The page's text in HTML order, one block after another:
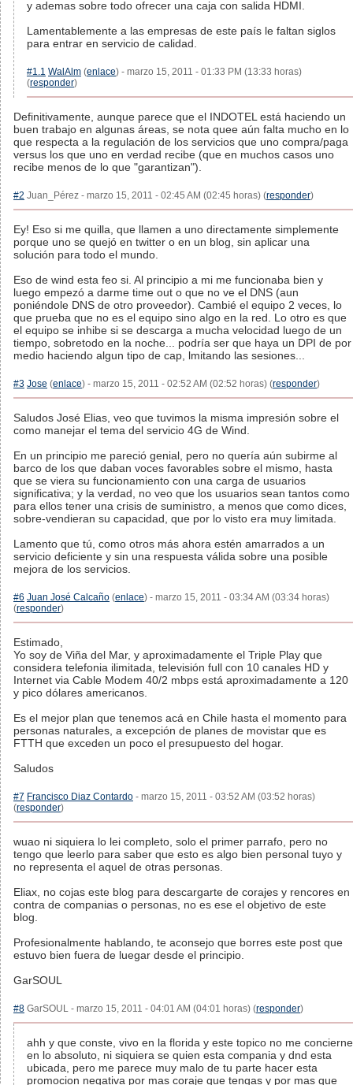
y ademas sobre todo ofrecer una caja con salida HDMI.
Lamentablemente a las empresas de este país le faltan siglos
para entrar en servicio de calidad.
#1.1 WalAlm (enlace) - marzo 15, 2011 - 01:33 PM (13:33 horas)
(responder)
Definitivamente, aunque parece que el INDOTEL está haciendo un
buen trabajo en algunas áreas, se nota quee aún falta mucho en lo
que respecta a la regulación de los servicios que uno compra/paga
versus los que uno en verdad recibe (que en muchos casos uno
recibe menos de lo que "garantizan").
#2 Juan_Pérez - marzo 15, 2011 - 02:45 AM (02:45 horas) (responder)
Ey! Eso si me quilla, que llamen a uno directamente simplemente
porque uno se quejó en twitter o en un blog, sin aplicar una
solución para todo el mundo.
Eso de wind esta feo si. Al principio a mi me funcionaba bien y
luego empezó a darme time out o que no ve el DNS (aun
poniéndole DNS de otro proveedor). Cambié el equipo 2 veces, lo
que prueba que no es el equipo sino algo en la red. Lo otro es que
el equipo se inhibe si se descarga a mucha velocidad luego de un
tiempo, sobretodo en la noche... podría ser que haya un DPI de por
medio haciendo algun tipo de cap, lmitando las sesiones...
#3 Jose (enlace) - marzo 15, 2011 - 02:52 AM (02:52 horas) (responder)
Saludos José Elias, veo que tuvimos la misma impresión sobre el
como manejar el tema del servicio 4G de Wind.
En un principio me pareció genial, pero no quería aún subirme al
barco de los que daban voces favorables sobre el mismo, hasta
que se viera su funcionamiento con una carga de usuarios
significativa; y la verdad, no veo que los usuarios sean tantos como
para ellos tener una crisis de suministro, a menos que como dices,
sobre-vendieran su capacidad, que por lo visto era muy limitada.
Lamento que tú, como otros más ahora estén amarrados a un
servicio deficiente y sin una respuesta válida sobre una posible
mejora de los servicios.
#6 Juan José Calcaño (enlace) - marzo 15, 2011 - 03:34 AM (03:34 horas)
(responder)
Estimado,
Yo soy de Viña del Mar, y aproximadamente el Triple Play que
considera telefonia ilimitada, televisión full con 10 canales HD y
Internet via Cable Modem 40/2 mbps está aproximadamente a 120
y pico dólares americanos.
Es el mejor plan que tenemos acá en Chile hasta el momento para
personas naturales, a excepción de planes de movistar que es
FTTH que exceden un poco el presupuesto del hogar.
Saludos
#7 Francisco Diaz Contardo - marzo 15, 2011 - 03:52 AM (03:52 horas)
(responder)
wuao ni siquiera lo lei completo, solo el primer parrafo, pero no
tengo que leerlo para saber que esto es algo bien personal tuyo y
no representa el aquel de otras personas.
Eliax, no cojas este blog para descargarte de corajes y rencores en
contra de companias o personas, no es ese el objetivo de este
blog.
Profesionalmente hablando, te aconsejo que borres este post que
estuvo bien fuera de luegar desde el principio.
GarSOUL
#8 GarSOUL - marzo 15, 2011 - 04:01 AM (04:01 horas) (responder)
ahh y que conste, vivo en la florida y este topico no me concierne
en lo absoluto, ni siquiera se quien esta compania y dnd esta
ubicada, pero me parece muy malo de tu parte hacer esta
promocion negativa por mas coraje que tengas y por mas que